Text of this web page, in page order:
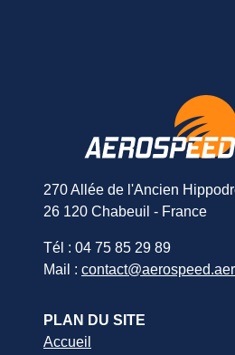
270 Allée de l'Ancien
26 120 Chabeuil - France
Tél : 04 75 85 29 89
Mail :
PLAN DU SITE
Accueil